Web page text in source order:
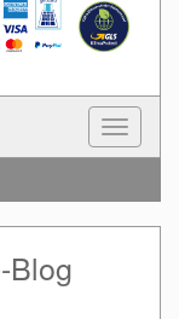
Toggle
Blog